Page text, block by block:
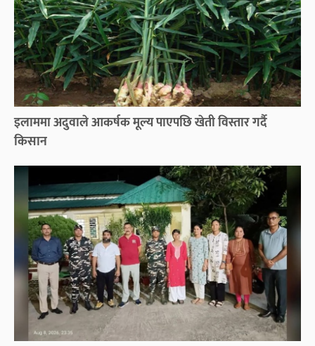
इलाममा अदुवाले आकर्षक मूल्य पाएपछि खेती विस्तार गर्दै
किसान